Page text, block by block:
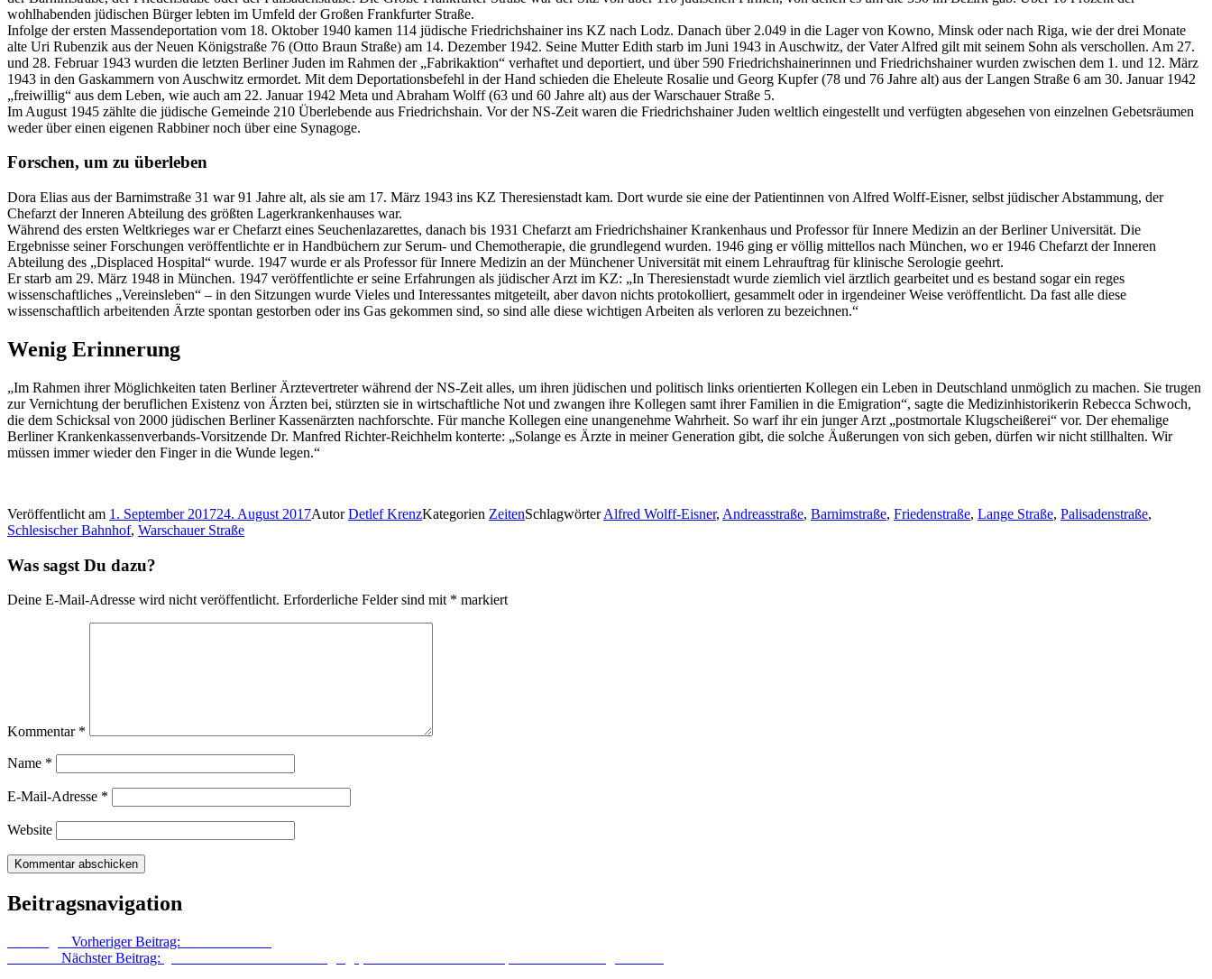
wohlhabenden jüdischen Bürger lebten im Umfeld der Großen Frankfurter Straße.
Infolge der ersten Massendeportation vom 18. Oktober 1940 kamen 114 jüdische Friedrichshainer ins KZ nach Lodz. Danach über 2.049 in die Lager von Kowno, Minsk oder nach Riga, wie der drei Monate
alte Uri Rubenzik aus der Neuen Königstraße 76 (Otto Braun Straße) am 14. Dezember 1942. Seine Mutter Edith starb im Juni 1943 in Auschwitz, der Vater Alfred gilt mit seinem Sohn als verschollen. Am 27.
und 28. Februar 1943 wurden die letzten Berliner Juden im Rahmen der „Fabrikaktion“ verhaftet und deportiert, und über 590 Friedrichshainerinnen und Friedrichshainer wurden zwischen dem 1. und 12. März
1943 in den Gaskammern von Auschwitz ermordet. Mit dem Deportationsbefehl in der Hand schieden die Eheleute Rosalie und Georg Kupfer (78 und 76 Jahre alt) aus der Langen Straße 6 am 30. Januar 1942
„freiwillig“ aus dem Leben, wie auch am 22. Januar 1942 Meta und Abraham Wolff (63 und 60 Jahre alt) aus der Warschauer Straße 5.
Im August 1945 zählte die jüdische Gemeinde 210 Überlebende aus Friedrichshain. Vor der NS-Zeit waren die Friedrichshainer Juden weltlich eingestellt und verfügten abgesehen von einzelnen Gebetsräumen
weder über einen eigenen Rabbiner noch über eine Synagoge.
Forschen, um zu überleben
Dora Elias aus der Barnimstraße 31 war 91 Jahre alt, als sie am 17. März 1943 ins KZ Theresienstadt kam. Dort wurde sie eine der Patientinnen von Alfred Wolff-Eisner, selbst jüdischer Abstammung, der
Chefarzt der Inneren Abteilung des größten Lagerkrankenhauses war.
Während des ersten Weltkrieges war er Chefarzt eines Seuchenlazarettes, danach bis 1931 Chefarzt am Friedrichshainer Krankenhaus und Professor für Innere Medizin an der Berliner Universität. Die
Ergebnisse seiner Forschungen veröffentlichte er in Handbüchern zur Serum- und Chemotherapie, die grundlegend wurden. 1946 ging er völlig mittellos nach München, wo er 1946 Chefarzt der Inneren
Abteilung des „Displaced Hospital“ wurde. 1947 wurde er als Professor für Innere Medizin an der Münchener Universität mit einem Lehrauftrag für klinische Serologie geehrt.
Er starb am 29. März 1948 in München. 1947 veröffentlichte er seine Erfahrungen als jüdischer Arzt im KZ: „In Theresienstadt wurde ziemlich viel ärztlich gearbeitet und es bestand sogar ein reges
wissenschaftliches „Vereinsleben“ – in den Sitzungen wurde Vieles und Interessantes mitgeteilt, aber davon nichts protokolliert, gesammelt oder in irgendeiner Weise veröffentlicht. Da fast alle diese
wissenschaftlich arbeitenden Ärzte spontan gestorben oder ins Gas gekommen sind, so sind alle diese wichtigen Arbeiten als verloren zu bezeichnen.“
Wenig Erinnerung
„Im Rahmen ihrer Möglichkeiten taten Berliner Ärztevertreter während der NS-Zeit alles, um ihren jüdischen und politisch links orientierten Kollegen ein Leben in Deutschland unmöglich zu machen. Sie trugen
zur Vernichtung der beruflichen Existenz von Ärzten bei, stürzten sie in wirtschaftliche Not und zwangen ihre Kollegen samt ihrer Familien in die Emigration“, sagte die Medizinhistorikerin Rebecca Schwoch,
die dem Schicksal von 2000 jüdischen Berliner Kassenärzten nachforschte. Für manche Kollegen eine unangenehme Wahrheit. So warf ihr ein junger Arzt „postmortale Klugscheißerei“ vor. Der ehemalige
Berliner Krankenkassenverbands-Vorsitzende Dr. Manfred Richter-Reichhelm konterte: „Solange es Ärzte in meiner Generation gibt, die solche Äußerungen von sich geben, dürfen wir nicht stillhalten. Wir
müssen immer wieder den Finger in die Wunde legen.“
Veröffentlicht am 1. September 201724. August 2017AutorDetlef KrenzKategorien ZeitenSchlagwörterAlfred Wolff-Eisner, Andreasstraße, Barnimstraße, Friedenstraße, Lange Straße, Palisadenstraße,
Schlesischer Bahnhof, Warschauer Straße
Was sagst Du dazu?
Deine E-Mail-Adresse wird nicht veröffentlicht. Erforderliche Felder sind mit * markiert
Kommentar *
Name *
E-Mail-Adresse *
Website
Beitragsnavigation
Vorheriger Beitrag:
Nächster Beitrag: